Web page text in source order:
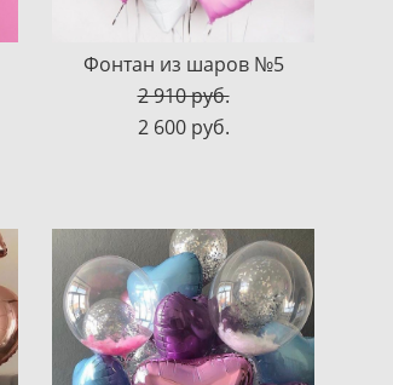
Фонтан из шаров №5
2 910 pуб.
2 600 pуб.